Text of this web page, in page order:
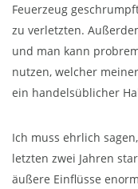
Feuerzeug
zu verletzten.
und man kann
nutzen, welcher
ein handelsüblicher
Ich muss ehrlich
letzten zwei Jahren
äußere Einflüsse